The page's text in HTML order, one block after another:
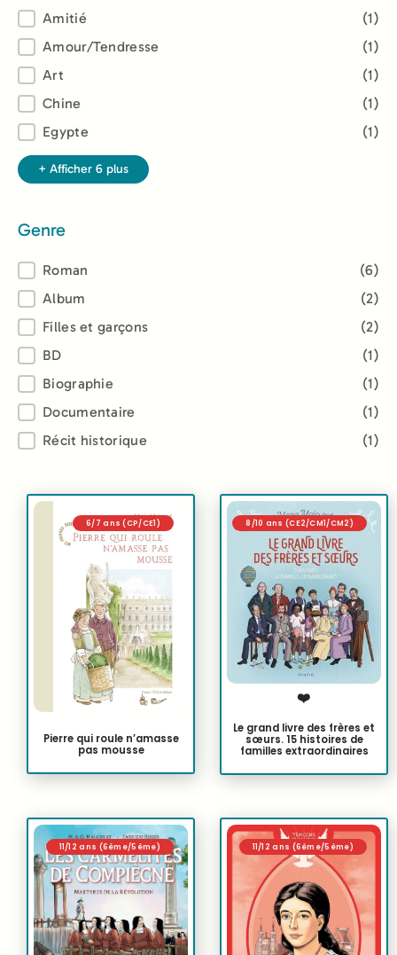
Amitié
(1)
Amour/Tendresse
(1)
Art
(1)
Chine
(1)
Egypte
(1)
+ Afficher 6 plus
Genre
GenreRoman
(6)
Album
(2)
Filles et garçons
(2)
BD
(1)
Biographie
(1)
Documentaire
(1)
Récit historique
(1)
6/7 ans (CP/CE1)
Pierre qui roule n’amasse
pas mousse
8/10 ans (CE2/CM1/CM2)
❤️
Le grand livre des frères et
sœurs. 15 histoires de
familles extraordinaires
11/12 ans (6ème/5ème) 11/12 ans (6ème/5ème)